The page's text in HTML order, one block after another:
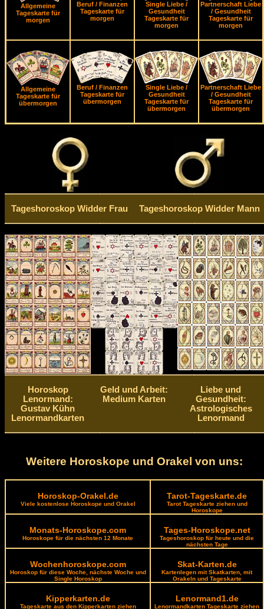
Allgemeine
Tageskarte für
morgen
Beruf / Finanzen
Tageskarte für
morgen
Single Liebe /
Gesundheit
Tageskarte für
morgen
Partnerschaft Liebe
/ Gesundheit
Tageskarte für
morgen
Allgemeine
Tageskarte für
übermorgen
Beruf / Finanzen
Tageskarte für
übermorgen
Single Liebe /
Gesundheit
Tageskarte für
übermorgen
Partnerschaft Liebe
/ Gesundheit
Tageskarte für
übermorgen
Tageshoroskop Widder Frau Tageshoroskop Widder Mann
Horoskop
Lenormand:
Gustav Kühn
Lenormandkarten
Geld und Arbeit:
Medium Karten
Liebe und
Gesundheit:
Astrologisches
Lenormand
Weitere Horoskope und Orakel von uns:
Horoskop-Orakel.de
Viele kostenlose Horoskope und Orakel
Tarot-Tageskarte.de
Tarot Tageskarte ziehen und
Horoskope
Monats-Horoskope.com
Horoskope für die nächsten 12 Monate
Tages-Horoskope.net
Tageshoroskop für heute und die
nächsten Tage
Wochenhoroskope.com
Horoskop für diese Woche, nächste Woche und
Single Horoskop
Skat-Karten.de
Kartenlegen mit Skatkarten, mit
Orakeln und Tageskarte
Kipperkarten.de
Tageskarte aus den Kipperkarten ziehen
Lenormand1.de
Lenormandkarten Tageskarte ziehen